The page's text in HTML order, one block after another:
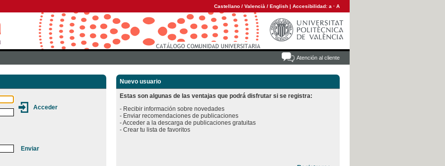
Castellano / Valencià / English | Accesibilidad: a · A
Atención al cliente
Nuevo usuario
Estas son algunas de las ventajas que podrá disfrutar si se registra:
- Recibir información sobre novedades
- Enviar recomendaciones de publicaciones
- Acceder a la descarga de publicaciones gratuitas